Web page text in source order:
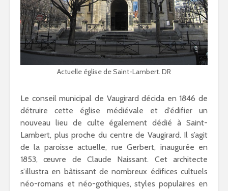
Actuelle église de Saint-Lambert. DR
Le conseil municipal de Vaugirard décida en 1846 de
détruire cette église médiévale et d’édifier un
nouveau lieu de culte également dédié à Saint-
Lambert, plus proche du centre de Vaugirard. Il s’agit
de la paroisse actuelle, rue Gerbert, inaugurée en
1853, œuvre de Claude Naissant. Cet architecte
s’illustra en bâtissant de nombreux édifices cultuels
néo-romans et néo-gothiques, styles populaires en